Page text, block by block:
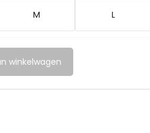
M L
winkelwagen